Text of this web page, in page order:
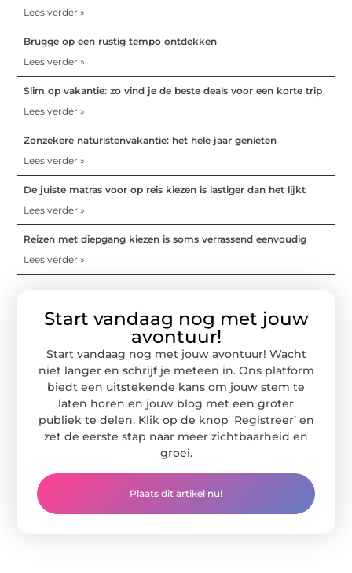
Lees verder »
Brugge op een rustig tempo ontdekken
Lees verder »
Slim op vakantie: zo vind je de beste deals voor een korte trip
Lees verder »
Zonzekere naturistenvakantie: het hele jaar genieten
Lees verder »
De juiste matras voor op reis kiezen is lastiger dan het lijkt
Lees verder »
Reizen met diepgang kiezen is soms verrassend eenvoudig
Lees verder »
Start vandaag nog met jouw
avontuur!
Start vandaag nog met jouw avontuur! Wacht
niet langer en schrijf je meteen in. Ons platform
biedt een uitstekende kans om jouw stem te
laten horen en jouw blog met een groter
publiek te delen. Klik op de knop ‘Registreer’ en
zet de eerste stap naar meer zichtbaarheid en
groei.
Plaats dit artikel nu!